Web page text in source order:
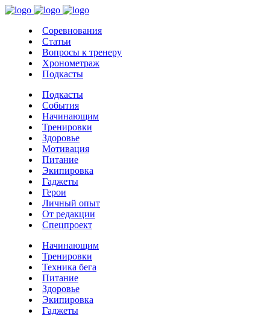
Соревнования
Статьи
Вопросы к тренеру
Хронометраж
Подкасты
Подкасты
События
Начинающим
Тренировки
Здоровье
Мотивация
Питание
Экипировка
Гаджеты
Герои
Личный опыт
От редакции
Спецпроект
Начинающим
Тренировки
Техника бега
Питание
Здоровье
Экипировка
Гаджеты